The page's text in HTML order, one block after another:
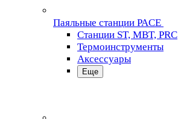
Паяльные станции PACE
Станции ST, MBT, PRC
Термоинструменты
Аксессуары
Еще